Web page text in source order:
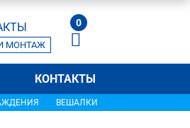
МОНТАЖ
0
КОНТАКТЫ
ВЕШАЛКИ